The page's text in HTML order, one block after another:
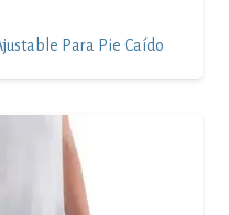
Para Pie Caído